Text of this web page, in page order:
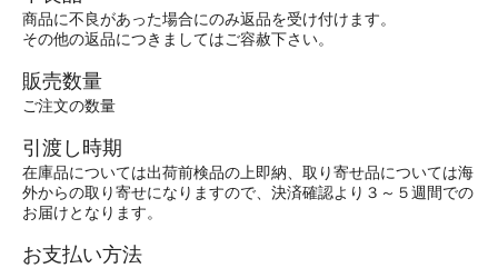
商品に不良があった場合にのみ返品を受け付けます。
その他の返品につきましてはご容赦下さい。
販売数量
ご注文の数量
引渡し時期
在庫品については出荷前検品の上即納、取り寄せ品については海
外からの取り寄せになりますので、決済確認より３～５週間での
お届けとなります。
お支払い方法